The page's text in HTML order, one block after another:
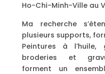
Ho-Chi-Minh-Ville au
Ma recherche
plusieurs supports,
Peintures à l’huile,
broderies et
forment un